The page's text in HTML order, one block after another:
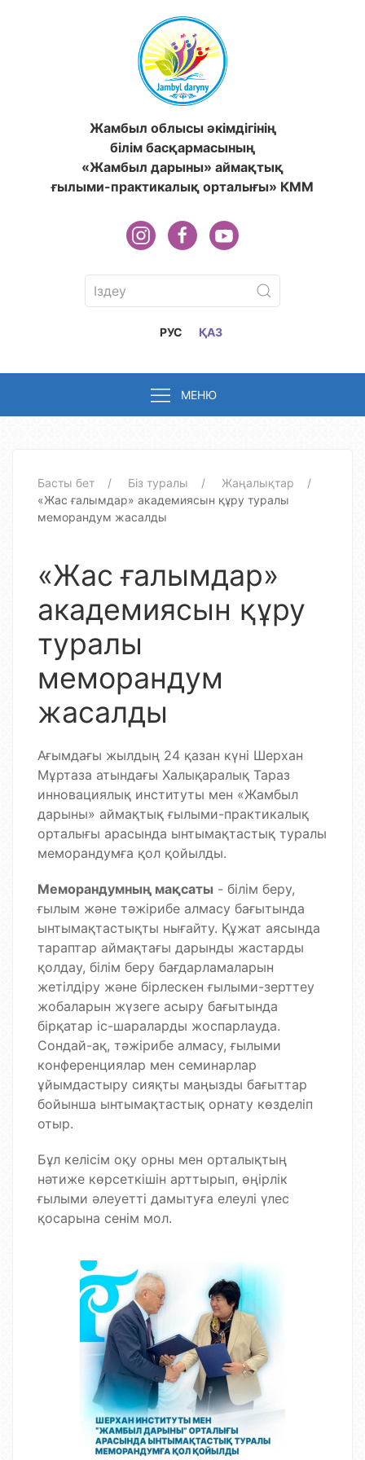
Жамбыл облысы әкімдігінің
білім басқармасының
«Жамбыл дарыны» аймақтық
ғылыми-практикалық орталығы» КММ
РУС ҚАЗ
МЕНЮ
Басты бет Біз туралы
Жаңалықтар
«Жас ғалымдар» академиясын құру туралы
меморандум жасалды
«Жас ғалымдар»
академиясын құру
туралы
меморандум
жасалды
Ағымдағы жылдың 24 қазан күні Шерхан
Мұртаза атындағы Халықаралық Тараз
инновациялық институты мен «Жамбыл
дарыны» аймақтық ғылыми-практикалық
орталығы арасында ынтымақтастық туралы
меморандумға қол қойылды.
Меморандумның мақсаты - білім беру,
ғылым және тәжірибе алмасу бағытында
ынтымақтастықты нығайту. Құжат аясында
тараптар аймақтағы дарынды жастарды
қолдау, білім беру бағдарламаларын
жетілдіру және бірлескен ғылыми-зерттеу
жобаларын жүзеге асыру бағытында
бірқатар іс-шараларды жоспарлауда.
Сондай-ақ, тәжірибе алмасу, ғылыми
конференциялар мен семинарлар
ұйымдастыру сияқты маңызды бағыттар
бойынша ынтымақтастық орнату көзделіп
отыр.
Бұл келісім оқу орны мен орталықтың
нәтиже көрсеткішін арттырып, өңірлік
ғылыми әлеуетті дамытуға елеулі үлес
қосарына сенім мол.